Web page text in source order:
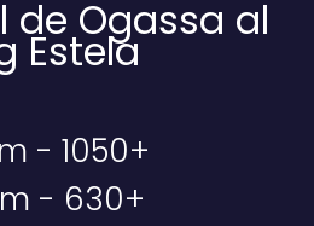
de Ogassa al
Estela
- 1050+
- 630+